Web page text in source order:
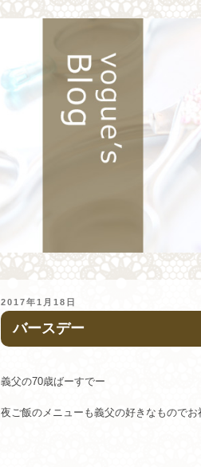
投
稿
日:
2017年1月18日
バースデー
義父の70歳ばーすでー
夜ご飯のメニューも義父の好きなものでお